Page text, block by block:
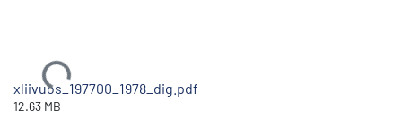
Ladataan...
xliivuos_197700_1978_dig.pdf
12.63 MB